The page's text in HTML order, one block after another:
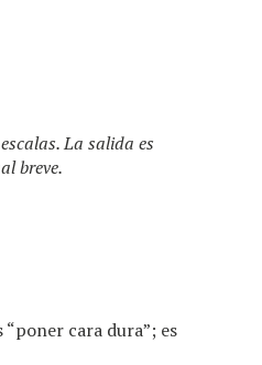
La salida es
breve.
cara dura”; es